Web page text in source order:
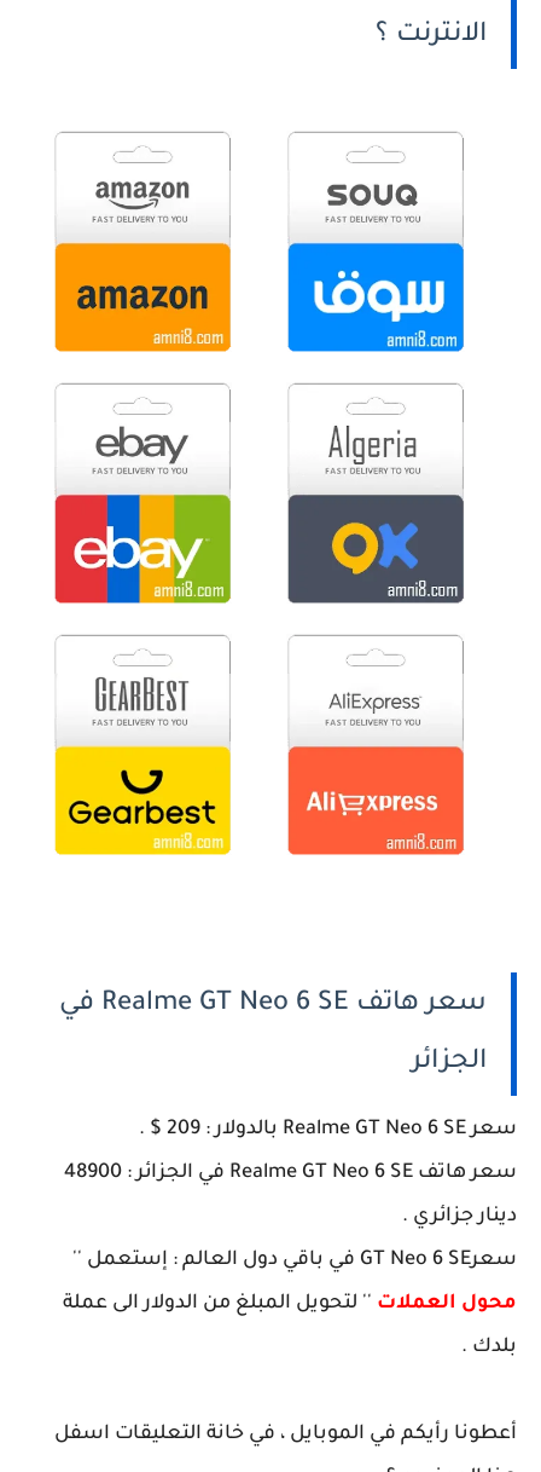
الانترنت ؟
سعر هاتف Realme GT Neo 6 SE في
الجزائر
سعر Realme GT Neo 6 SE بالدولار : 209 $ .
سعر هاتف Realme GT Neo 6 SE في الجزائر : 48900
دينار جزائري .
سعرGT Neo 6 SE في باقي دول العالم : إستعمل ''
محول العملات '' لتحويل المبلغ من الدولار الى عملة
بلدك .
أعطونا رأيكم في الموبايل ، في خانة التعليقات اسفل